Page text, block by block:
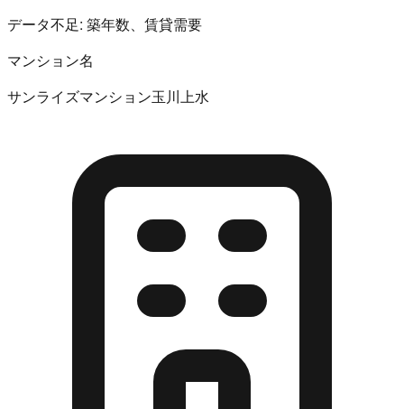
データ不足: 築年数、賃貸需要
マンション名
サンライズマンション玉川上水